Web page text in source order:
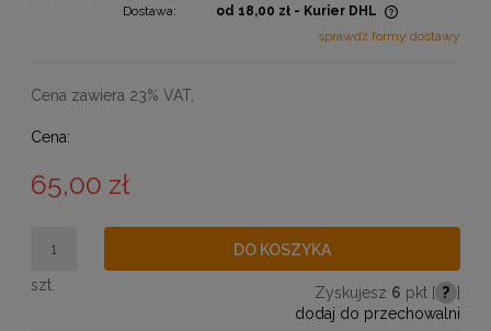
Dostawa:
od 18,00 zł - Kurier DHL
Cena nie zawiera ewentualnych kosztów płatności
sprawdź formy dostawy
Cena zawiera 23% VAT,
Cena:
65,00 zł
szt.
DO KOSZYKA
Zyskujesz 6 pkt [ ? ]
dodaj do przechowalni